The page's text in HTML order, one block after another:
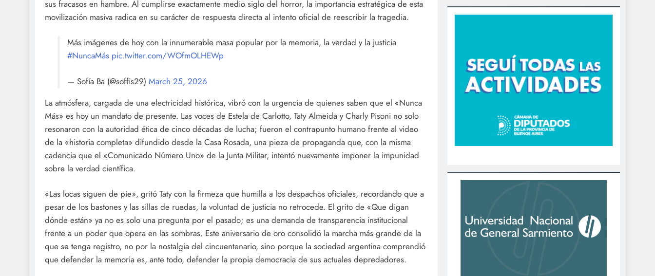
sus fracasos en hambre. Al cumplirse exactamente medio siglo del horror, la importancia estratégica de esta
movilización masiva radica en su carácter de respuesta directa al intento oficial de reescribir la tragedia.
Más imágenes de hoy con la innumerable masa popular por la memoria, la verdad y la justicia
#NuncaMás pic.twitter.com/WOfmOLHEWp
— Sofía Ba (@soffis29) March 25, 2026
La atmósfera, cargada de una electricidad histórica, vibró con la urgencia de quienes saben que el «Nunca
Más» es hoy un mandato de presente. Las voces de Estela de Carlotto, Taty Almeida y Charly Pisoni no solo
resonaron con la autoridad ética de cinco décadas de lucha; fueron el contrapunto humano frente al video
de la «historia completa» difundido desde la Casa Rosada, una pieza de propaganda que, con la misma
cadencia que el «Comunicado Número Uno» de la Junta Militar, intentó nuevamente imponer la impunidad
sobre la verdad científica.
«Las locas siguen de pie», gritó Taty con la firmeza que humilla a los despachos oficiales, recordando que a
pesar de los bastones y las sillas de ruedas, la voluntad de justicia no retrocede. El grito de «Que digan
dónde están» ya no es solo una pregunta por el pasado; es una demanda de transparencia institucional
frente a un poder que opera en las sombras. Este aniversario de oro consolidó la marcha más grande de la
que se tenga registro, no por la nostalgia del cincuentenario, sino porque la sociedad argentina comprendió
que defender la memoria es, ante todo, defender la propia democracia de sus actuales depredadores.